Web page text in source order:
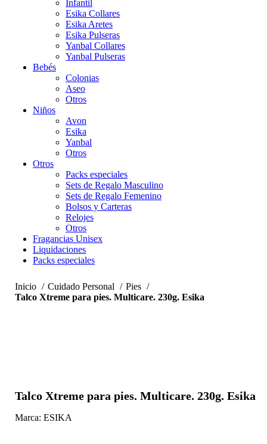
Infantil
Esika Collares
Esika Aretes
Esika Pulseras
Yanbal Collares
Yanbal Pulseras
Bebés
Colonias
Aseo
Otros
Niños
Avon
Esika
Yanbal
Otros
Otros
Packs especiales
Sets de Regalo Masculino
Sets de Regalo Femenino
Bolsos y Carteras
Relojes
Otros
Fragancias Unisex
Liquidaciones
Packs especiales
Inicio Cuidado Personal
Pies
Talco Xtreme para pies. Multicare. 230g. Esika
Talco Xtreme para pies. Multicare. 230g. Esika
Marca: ESIKA